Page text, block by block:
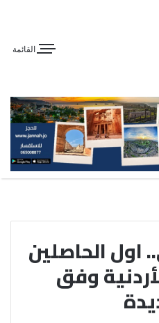
القائمة
اول الحاصلين
وفق